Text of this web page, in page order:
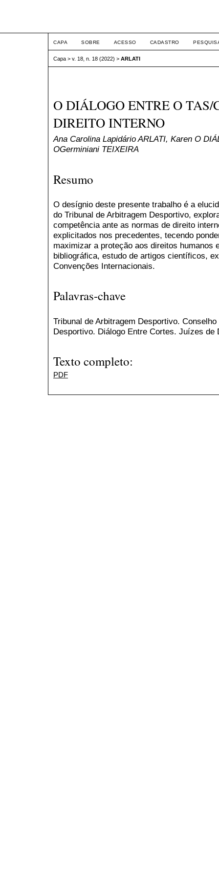
CAPA SOBRE ACESSO CADASTRO
Capa > v. 18, n. 18 (2022) > ARLATI
O DIÁLOGO ENTRE O TAS/
DIREITO INTERNO
Ana Carolina Lapidário ARLATI, Karen O
OGerminiani TEIXEIRA
Resumo
O desígnio deste presente trabalho é a
do Tribunal de Arbitragem Desportivo,
competência ante as normas de direito
explicitados nos precedentes, tecendo
maximizar a proteção aos direitos humanos
bibliográfica, estudo de artigos científicos,
Convenções Internacionais.
Palavras-chave
Tribunal de Arbitragem Desportivo.
Desportivo. Diálogo Entre Cortes. Juízes de
Texto completo:
PDF